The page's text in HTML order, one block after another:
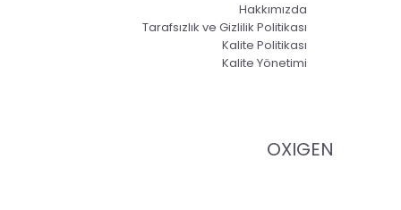
Hakkımızda
Tarafsızlık ve Gizlilik Politikası
Kalite Politikası
Kalite Yönetimi
OXIGEN